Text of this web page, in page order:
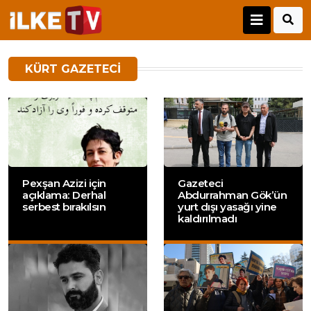
KÜRT GAZETECI
Pexşan Azizi için
açıklama: Derhal
serbest bırakılsın
Gazeteci
Abdurrahman Gök’ün
yurt dışı yasağı yine
kaldırılmadı